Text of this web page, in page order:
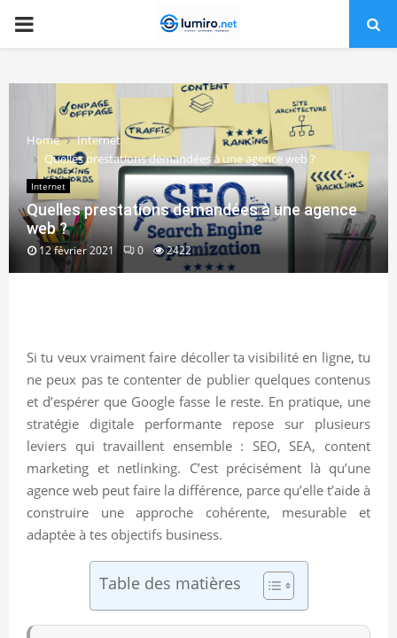
PRIMARY
Home
Internet
Quelles prestations demandées à une agence web ?
Internet
Quelles prestations demandées à une agence
web ?
12 février 2021 0 2422
Si tu veux vraiment faire décoller ta visibilité en ligne, tu
ne peux pas te contenter de publier quelques contenus
et d’espérer que Google fasse le reste. En pratique, une
stratégie digitale performante repose sur plusieurs
leviers qui travaillent ensemble : SEO, SEA, content
marketing et netlinking. C’est précisément là qu’une
agence web peut faire la différence, parce qu’elle t’aide à
construire une approche cohérente, mesurable et
adaptée à tes objectifs business.
Table des matières